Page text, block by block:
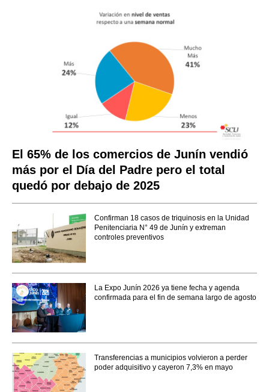
El 65% de los comercios de Junín vendió
más por el Día del Padre pero el total
quedó por debajo de 2025
Confirman 18 casos de triquinosis en la Unidad
Penitenciaria N° 49 de Junín y extreman
controles preventivos
La Expo Junín 2026 ya tiene fecha y agenda
confirmada para el fin de semana largo de agosto
Transferencias a municipios volvieron a perder
poder adquisitivo y cayeron 7,3% en mayo